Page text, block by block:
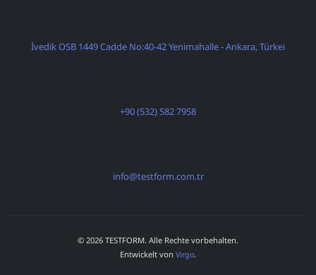
İvedik OSB 1449 Cadde No:40-42 Yenimahalle - Ankara, Türkei
+90 (532) 582 7958
info@testform.com.tr
© 2026 TESTFORM. Alle Rechte vorbehalten.
Entwickelt von Virgo.